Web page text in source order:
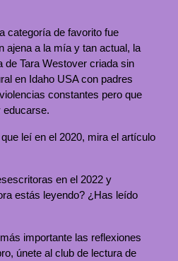
categoría de favorito fue
ajena a la mía y tan actual, la
de Tara Westover criada sin
en Idaho USA con padres
constantes pero que
educarse.
leí en el 2020, mira el artículo
en el 2022 y
estás leyendo? ¿Has leído
importante las reflexiones
únete al club de lectura de